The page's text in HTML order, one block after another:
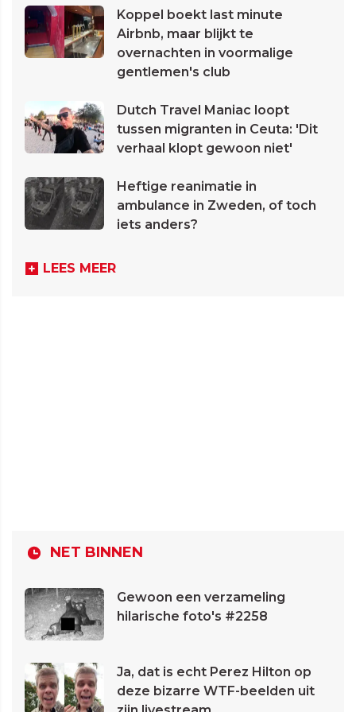
Koppel boekt last minute
Airbnb, maar blijkt te
overnachten in voormalige
gentlemen's club
Dutch Travel Maniac loopt
tussen migranten in Ceuta: 'Dit
verhaal klopt gewoon niet'
Heftige reanimatie in
ambulance in Zweden, of toch
iets anders?
LEES MEER
NET BINNEN
Gewoon een verzameling
hilarische foto's #2258
Ja, dat is echt Perez Hilton op
deze bizarre WTF-beelden uit